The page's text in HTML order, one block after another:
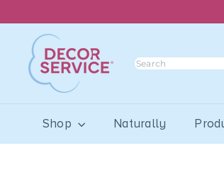
to
content
D
e
c
e
Search
Shop Naturally